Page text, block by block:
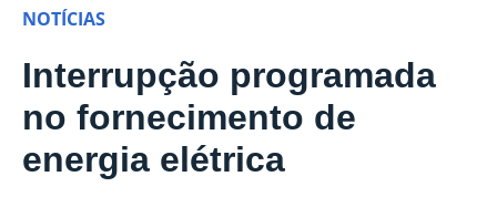
NOTÍCIAS
Interrupção programada
no fornecimento de
energia elétrica